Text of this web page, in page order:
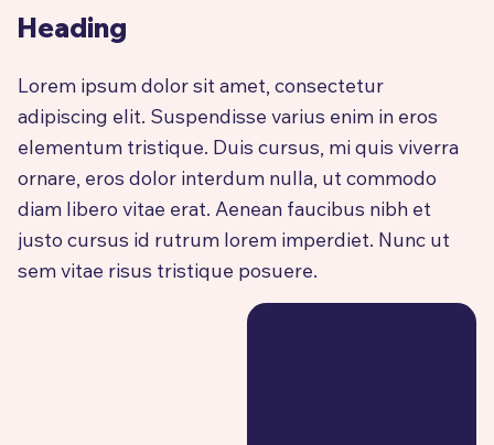
Heading
Lorem ipsum dolor sit amet, consectetur
adipiscing elit. Suspendisse varius enim in eros
elementum tristique. Duis cursus, mi quis viverra
ornare, eros dolor interdum nulla, ut commodo
diam libero vitae erat. Aenean faucibus nibh et
justo cursus id rutrum lorem imperdiet. Nunc ut
sem vitae risus tristique posuere.